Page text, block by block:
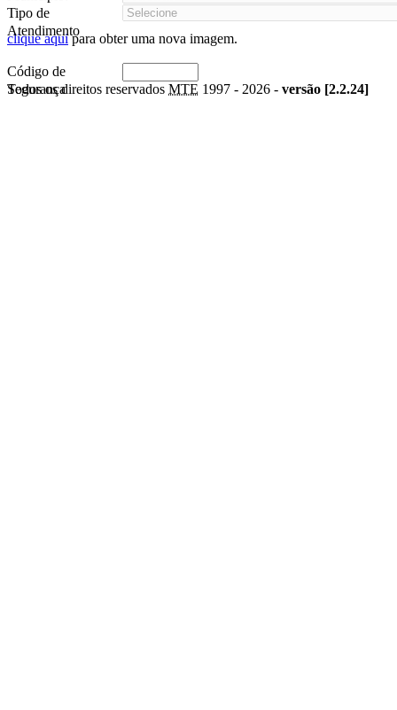
Tipo de
Atendimento
clique aquipara obter uma nova imagem.
Código de
Segurança
Todos os direitos reservados MTE 1997 - 2026 - versão [2.2.24]